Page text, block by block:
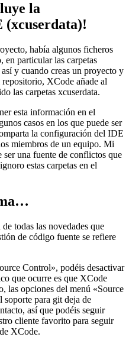
la
(xcuserdata)!
había algunos ficheros
en particular las carpetas
y cuando creas un proyecto y
repositorio, XCode añade al
las carpetas xcuserdata.
esta información en el
casos en los que puede ser
la configuración del IDE
miembros de un equipo. Mi
ser una fuente de conflictos que
estas carpetas en el
todas las novedades que
de código fuente se refiere
Control», podéis desactivar
que ocurre es que XCode
las opciones del menú «Source
soporte para git deja de
así que podéis seguir
cliente favorito para seguir
XCode.